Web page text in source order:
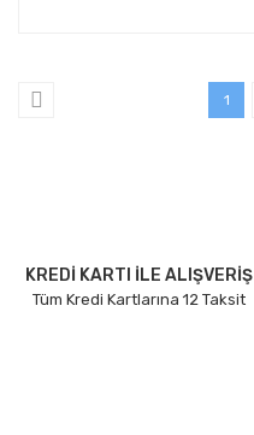
1
KREDİ KARTI İLE ALIŞVERİŞ
Tüm Kredi Kartlarına 12 Taksit